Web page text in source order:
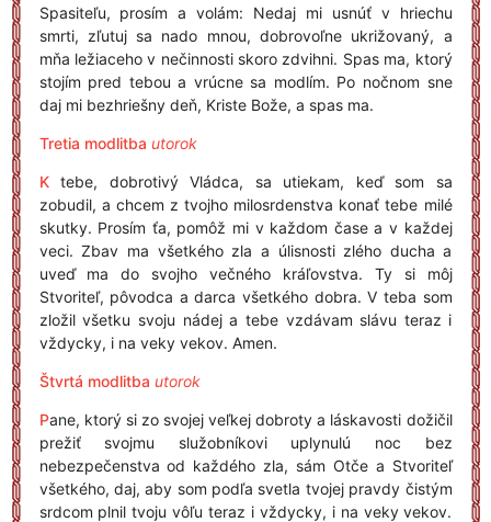
Spasiteľu, prosím a volám: Nedaj mi usnúť v hriechu
smrti, zľutuj sa nado mnou, dobrovoľne ukrižovaný, a
mňa ležiaceho v nečinnosti skoro zdvihni. Spas ma, ktorý
stojím pred tebou a vrúcne sa modlím. Po nočnom sne
daj mi bezhriešny deň, Kriste Bože, a spas ma.
Tretia modlitba utorok
Ktebe, dobrotivý Vládca, sa utiekam, keď som sa
zobudil, a chcem z tvojho milosrdenstva konať tebe milé
skutky. Prosím ťa, pomôž mi v každom čase a v každej
veci. Zbav ma všetkého zla a úlisnosti zlého ducha a
uveď ma do svojho večného kráľovstva. Ty si môj
Stvoriteľ, pôvodca a darca všetkého dobra. V teba som
zložil všetku svoju nádej a tebe vzdávam slávu teraz i
vždycky, i na veky vekov. Amen.
Štvrtá modlitba utorok
Pane, ktorý si zo svojej veľkej dobroty a láskavosti dožičil
prežiť svojmu služobníkovi uplynulú noc bez
nebezpečenstva od každého zla, sám Otče a Stvoriteľ
všetkého, daj, aby som podľa svetla tvojej pravdy čistým
srdcom plnil tvoju vôľu teraz i vždycky, i na veky vekov.